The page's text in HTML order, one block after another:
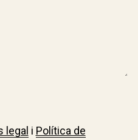
legal i Política de